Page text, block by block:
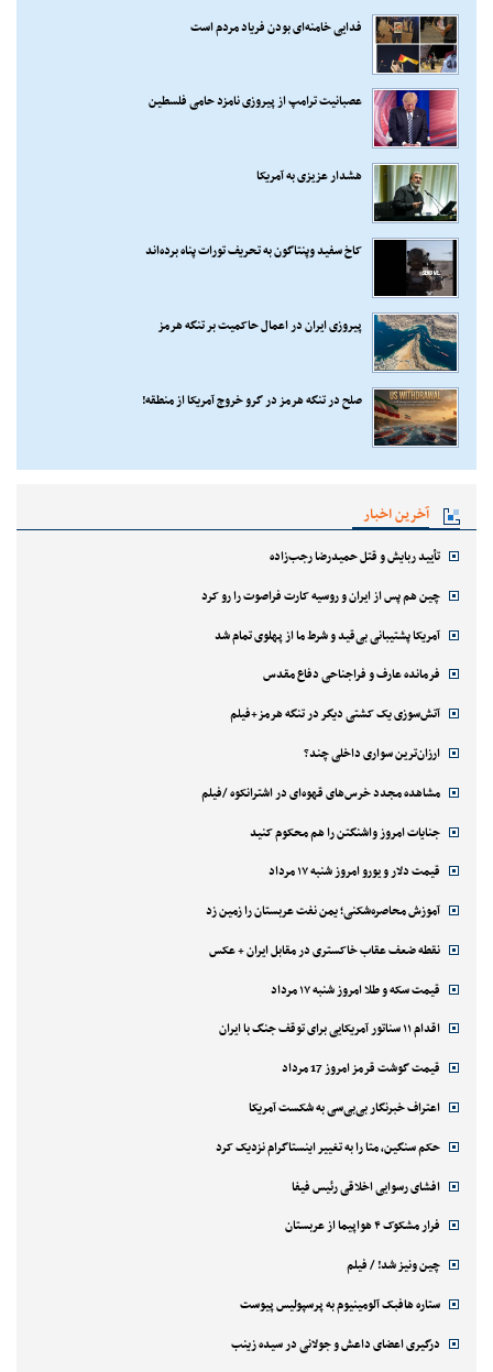
فدایی خامنه‌ای بودن فریاد مردم است
عصبانیت ترامپ از پیروزی نامزد حامی فلسطین
هشدار عزیزی به آمریکا
کاخ سفید وپنتاگون به تحریف تورات پناه برده‌اند
پیروزی ایران در اعمال حاکمیت بر تنگه هرمز
صلح در تنگه هرمز در گرو خروج آمریکا از منطقه!
آخرین اخبار
تأیید ربایش و قتل حمیدرضا رجب‌زاده
چین هم پس از ایران و روسیه کارت فراصوت را رو کرد
آمریکا پشتیبانی بی‌قید و شرط ما از پهلوی تمام شد
فرمانده عارف و فراجناحی دفاع مقدس
آتش‌سوزی یک کشتی دیگر در تنگه هرمز+فیلم
ارزان‌ترین سواری داخلی چند؟
مشاهده مجدد خرس‌های قهوه‌ای در اشترانکوه /فیلم
جنایات امروز واشنگتن را هم محکوم کنید
قیمت دلار و یورو امروز شنبه ۱۷ مرداد
آموزش محاصره‌شکنی؛ یمن نفت عربستان را زمین زد
نقطه ضعف عقاب خاکستری در مقابل ایران + عکس
قیمت سکه و طلا امروز شنبه ۱۷ مرداد
اقدام ۱۱ سناتور آمریکایی برای توقف جنگ با ایران
قیمت گوشت قرمز امروز 17 مرداد
اعتراف خبرنگار بی‌بی‌سی به شکست آمریکا
حکم سنگین، متا را به تغییر اینستاگرام نزدیک کرد
افشای رسوایی اخلاقی رئیس فیفا
فرار مشکوک ۴ هواپیما از عربستان
چین ونیز شد! / فیلم
ستاره هافبک آلومینیوم به پرسپولیس پیوست
درگیری اعضای داعش و جولانی در سیده زینب